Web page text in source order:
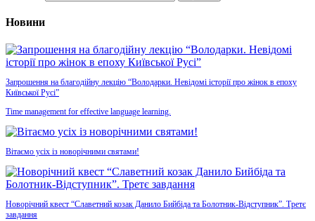
Новини
Запрошення на благодійну лекцію “Володарки. Невідомі історії про жінок в епоху
Київської Русі”
Time management for effective language learning.
Вітаємо усіх із новорічними святами!
Новорічний квест “Славетний козак Данило Бийбіда та Болотник-Відступник”. Третє
завдання